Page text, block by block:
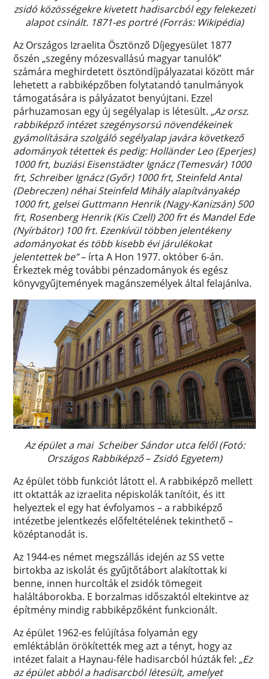
zsidó közösségekre kivetett hadisarcból egy felekezeti
alapot csinált. 1871-es portré (Forrás: Wikipédia)
Az Országos Izraelita Ösztönző Díjegyesület 1877
őszén „szegény mózesvallású magyar tanulók”
számára meghirdetett ösztöndíjpályazatai között már
lehetett a rabbiképzőben folytatandó tanulmányok
támogatására is pályázatot benyújtani. Ezzel
párhuzamosan egy új segélyalap is létesült.„Az orsz.
rabbiképző intézet szegénysorsú növendékeinek
gyámolítására szolgáló segélyalap javára következő
adományok tétettek és pedig: Holländer Leo (Eperjes)
1000 frt, buziási Eisenstädter Ignácz (Temesvár) 1000
frt, Schreiber Ignácz (Győr) 1000 frt, Steinfeld Antal
(Debreczen) néhai Steinfeld Mihály alapítványakép
1000 frt, gelsei Guttmann Henrik (Nagy-Kanizsán) 500
frt, Rosenberg Henrik (Kis Czell) 200 frt és Mandel Ede
(Nyírbátor) 100 frt. Ezenkívül többen jelentékeny
adományokat és több kisebb évi járulékokat
jelentettek be”– írta A Hon 1977. október 6-án.
Érkeztek még további pénzadományok és egész
könyvgyűjtemények magánszemélyek által felajánlva.
Az épület a mai Scheiber Sándor utca felől (Fotó:
Országos Rabbiképző–Zsidó Egyetem)
Az épület több funkciót látott el. A rabbiképző mellett
itt oktatták az izraelita népiskolák tanítóit, és itt
helyeztek el egy hat évfolyamos – a rabbiképző
intézetbe jelentkezés előfeltételének tekinthető –
középtanodát is.
Az 1944-es német megszállás idején az SS vette
birtokba az iskolát és gyűjtőtábort alakítottak ki
benne, innen hurcolták el zsidók tömegeit
haláltáborokba. E borzalmas időszaktól eltekintve az
építmény mindig rabbiképzőként funkcionált.
Az épület 1962-es felújítása folyamán egy
emléktáblán örökítették meg azt a tényt, hogy az
intézet falait a Haynau-féle hadisarcból húzták fel:„Ez
az épület abból a hadisarcból létesült, amelyet